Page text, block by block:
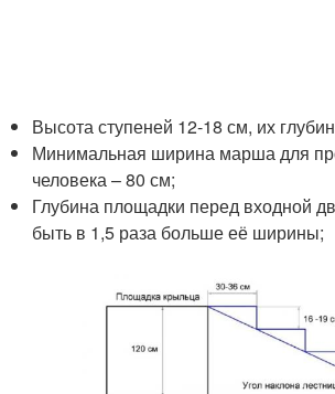
Высота ступеней 12-18 см, их
Минимальная ширина марша для
человека – 80 см;
Глубина площадки перед входной
быть в 1,5 раза больше её ширины;